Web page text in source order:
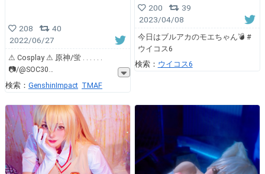
208
40
2022/06/27
⚠︎ Cosplay ⚠︎ 原神/蛍 . . . . . .
📷/@SOC30
検索： GenshinImpact TMAF
200
39
2023/04/08
今日はブルアカのモエちゃん💣 #
ウイコス6
検索： ウイコス6